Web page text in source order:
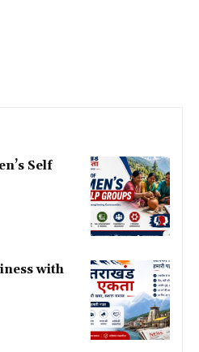
Self
with